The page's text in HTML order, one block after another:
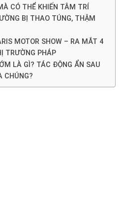
CÓ THỂ KHIẾN TÂM TRÍ
BỊ THAO TÚNG, THẬM
MOTOR SHOW – RA MẮT 4
TRƯỜNG PHÁP
LÀ GÌ? TÁC ĐỘNG ẨN SAU
CHÚNG?